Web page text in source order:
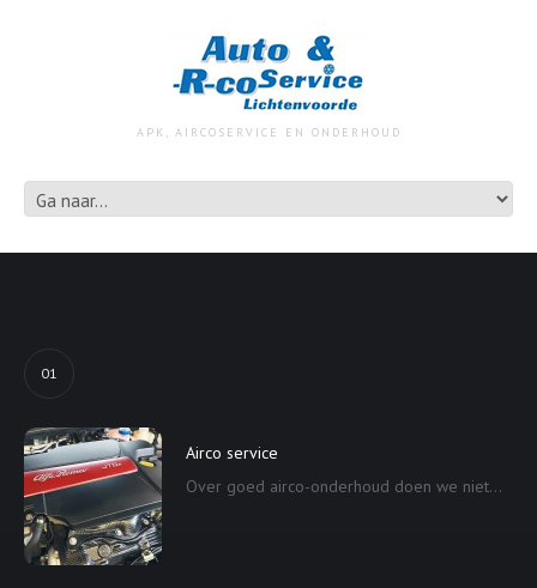
APK, AIRCOSERVICE EN ONDERHOUD
01
Airco service
Over goed airco-onderhoud doen we niet...